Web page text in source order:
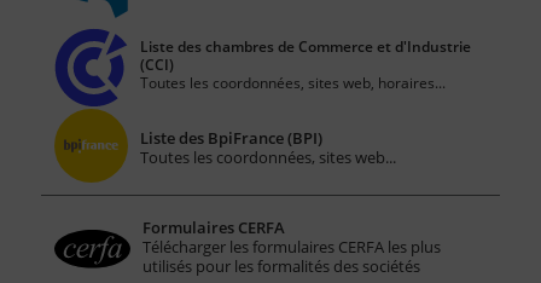
Liste des chambres de Commerce et d'Industrie
(CCI)
Toutes les coordonnées, sites web, horaires...
Liste des BpiFrance (BPI)
Toutes les coordonnées, sites web...
Formulaires CERFA
Télécharger les formulaires CERFA les plus
utilisés pour les formalités des sociétés